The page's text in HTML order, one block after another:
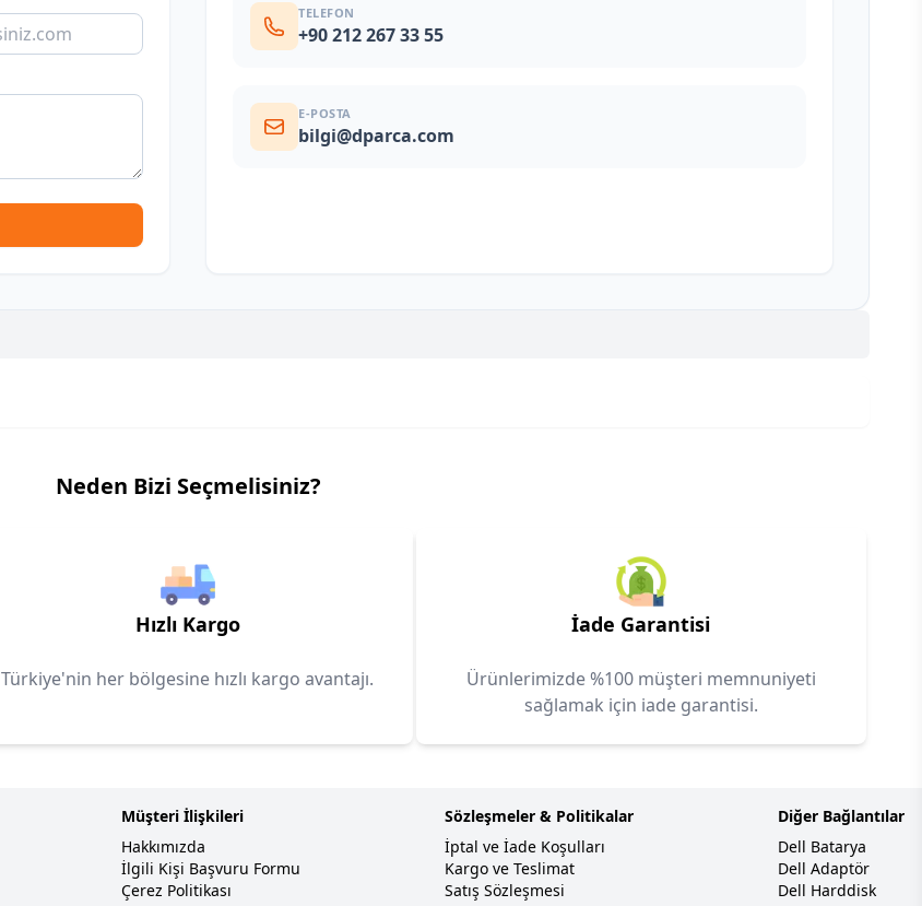
TELEFON
+90 212 267 33 55
E-POSTA
bilgi@dparca.com
Neden Bizi Seçmelisiniz?
Hızlı Kargo
Türkiye'nin her bölgesine hızlı kargo avantajı.
İade Garantisi
Ürünlerimizde %100 müşteri memnuniyeti
sağlamak için iade garantisi.
Müşteri İlişkileri
Hakkımızda
İlgili Kişi Başvuru Formu
Çerez Politikası
Sözleşmeler & Politikalar
İptal ve İade Koşulları
Kargo ve Teslimat
Satış Sözleşmesi
Diğer Bağlantılar
Dell Batarya
Dell Adaptör
Dell Harddisk